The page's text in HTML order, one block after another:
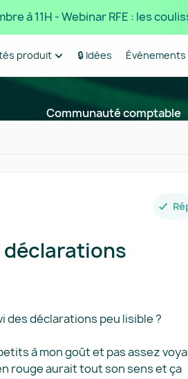
à 11H - Webinar RFE : les
produit 🔒 Idées Événements
Communauté comptable
déclarations
des déclarations peu lisible ?
à mon goût et pas assez
rouge aurait tout son sens et ça